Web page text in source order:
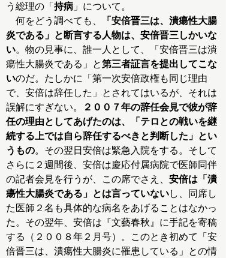
う総理の「 持病 」について。
何をどう調べても、
「安倍晋三は、潰瘍性大腸
炎である」と断言する人物は、安倍晋三しかいな
い。物の見事に、誰一人として、「安倍晋三は潰
瘍性大腸炎である」と第三者証言を提出してこな
いのだ。たしかに「第一次安倍政権も同じ理由
で、安倍は辞任した」とされてはいるが、それは
誤解にすぎない。
２００７年の辞任会見で彼が辞
任の理由としてあげたのは、「テロとの戦いを継
続する上では自ら辞任するべきと判断した」とい
うもの。その翌日安倍は緊急入院をする。そして
さらに２週間後、安倍は慶応付属病院で医師同伴
の記者会見を行うが、この席でさえ、 安倍は「潰
瘍性大腸炎である」とは言っていないし、同席し
た医師２名も具体的な病名をあげることはなかっ
た。その翌年、安倍は『文藝春秋』に手記を寄稿
する（２００８年２月号）。このとき初めて「安
倍晋三は、潰瘍性大腸炎に罹患している」との情